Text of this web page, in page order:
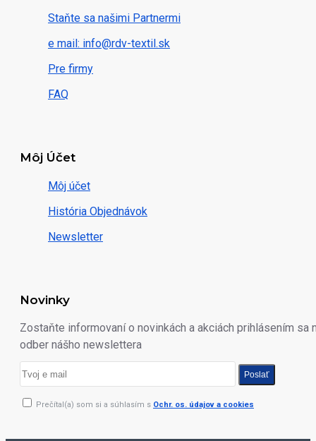
Staňte sa našimi Partnermi
e mail: info@rdv-textil.sk
Pre firmy
FAQ
Môj Účet
Môj účet
História Objednávok
Newsletter
Novinky
Zostaňte informovaní o novinkách a akciách prihlásením sa
odber nášho newslettera
Poslať
Prečítal(a) som si a súhlasím s Ochr. os. údajov a cookies